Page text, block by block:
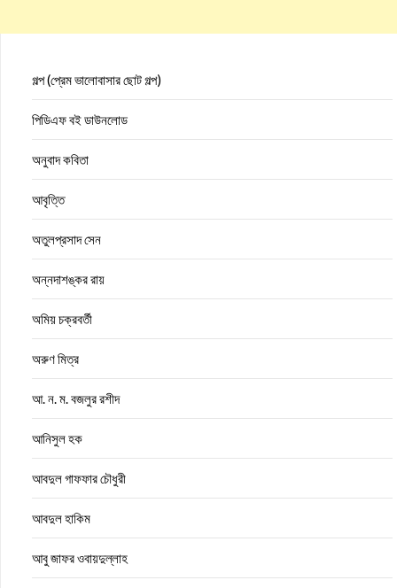
গল্প (প্রেম ভালোবাসার ছোট গল্প)
পিডিএফ বই ডাউনলোড
অনুবাদ কবিতা
আবৃত্তি
অতুলপ্রসাদ সেন
অন্নদাশঙ্কর রায়
অমিয় চক্রবর্তী
অরুণ মিত্র
আ. ন. ম. বজলুর রশীদ
আনিসুল হক
আবদুল গাফফার চৌধুরী
আবদুল হাকিম
আবু জাফর ওবায়দুল্লাহ